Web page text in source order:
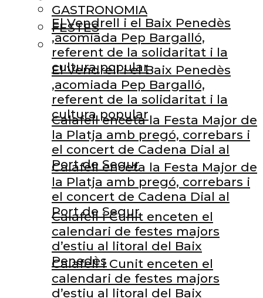
El Vendrell i el Baix Penedès
,acomiada Pep Bargalló,
referent de la solidaritat i la
cultura popular
Calafell enceta la Festa Major de
la Platja amb pregó, correbars i
el concert de Cadena Dial al
Port de Segur
Calafell i Cunit enceten el
calendari de festes majors
d’estiu al litoral del Baix
Penedès
GASTRONOMIA
FESTES
El Vendrell i el Baix Penedès
,acomiada Pep Bargalló,
referent de la solidaritat i la
cultura popular
Calafell enceta la Festa Major de
la Platja amb pregó, correbars i
el concert de Cadena Dial al
Port de Segur
Calafell i Cunit enceten el
calendari de festes majors
d’estiu al litoral del Baix